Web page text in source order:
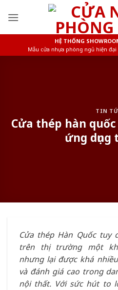
HỆ THỐNG
Mẫu cửa nhựa phòng ngủ hiện đại
TIN
Cửa thép hàn
ứng
Cửa thép Hàn Quốc tuy
trên thị trường một
nhưng lại được khá
và đánh giá cao trong
nội thất. Với sức hút to